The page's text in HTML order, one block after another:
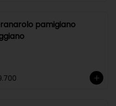
pamigiano